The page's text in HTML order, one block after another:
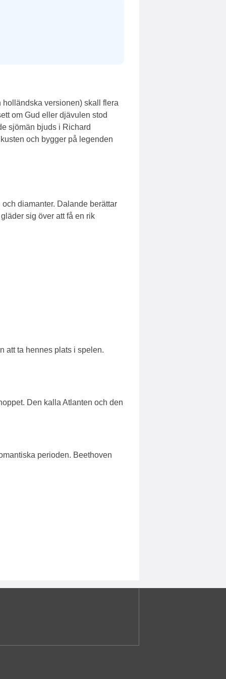
versionen) skall flera
om Gud eller djävulen stod
sjömän bjuds i Richard
och bygger på legenden
diamanter. Dalande berättar
sig över att få en rik
att ta hennes plats i spelen.
Den kalla Atlanten och den
perioden. Beethoven